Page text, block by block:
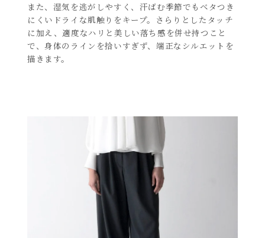
また、湿気を逃がしやすく、汗ばむ季節でもベタつき
にくいドライな肌触りをキープ。さらりとしたタッチ
に加え、適度なハリと美しい落ち感を併せ持つこと
で、身体のラインを拾いすぎず、端正なシルエットを
描きます。